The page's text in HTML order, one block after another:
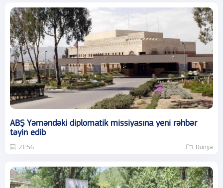
ABŞ Yəməndəki diplomatik missiyasına yeni rəhbər
təyin edib
21:56 Dünya